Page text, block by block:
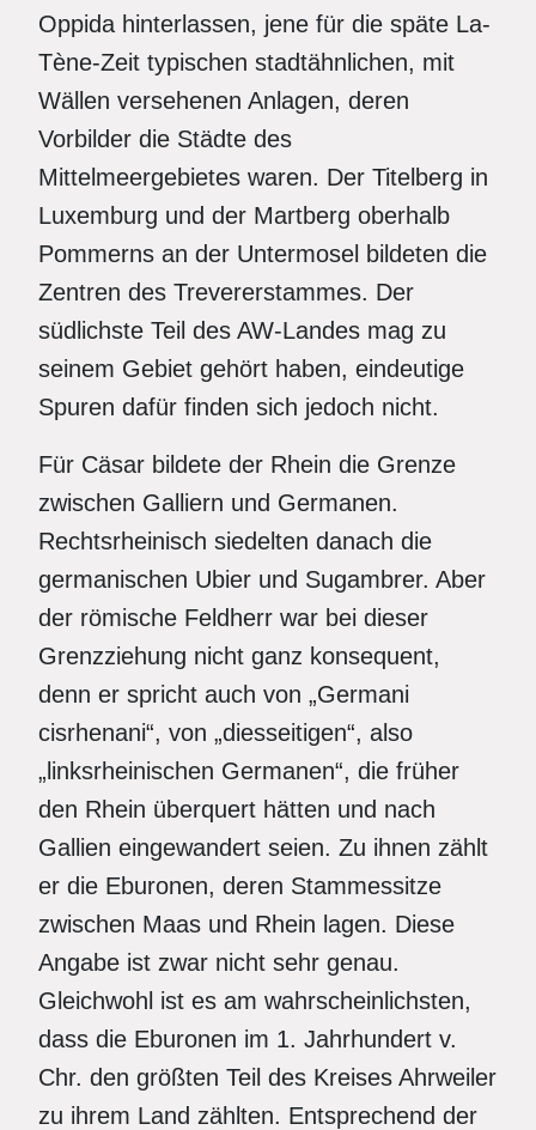
Oppida hinterlassen, jene für die späte La-
Tène-Zeit typischen stadtähnlichen, mit
Wällen versehenen Anlagen, deren
Vorbilder die Städte des
Mittelmeergebietes waren. Der Titelberg in
Luxemburg und der Martberg oberhalb
Pommerns an der Untermosel bildeten die
Zentren des Trevererstammes. Der
südlichste Teil des AW-Landes mag zu
seinem Gebiet gehört haben, eindeutige
Spuren dafür finden sich jedoch nicht.
Für Cäsar bildete der Rhein die Grenze
zwischen Galliern und Germanen.
Rechtsrheinisch siedelten danach die
germanischen Ubier und Sugambrer. Aber
der römische Feldherr war bei dieser
Grenzziehung nicht ganz konsequent,
denn er spricht auch von „Germani
cisrhenani“, von „diesseitigen“, also
„linksrheinischen Germanen“, die früher
den Rhein überquert hätten und nach
Gallien eingewandert seien. Zu ihnen zählt
er die Eburonen, deren Stammessitze
zwischen Maas und Rhein lagen. Diese
Angabe ist zwar nicht sehr genau.
Gleichwohl ist es am wahrscheinlichsten,
dass die Eburonen im 1. Jahrhundert v.
Chr. den größten Teil des Kreises Ahrweiler
zu ihrem Land zählten. Entsprechend der